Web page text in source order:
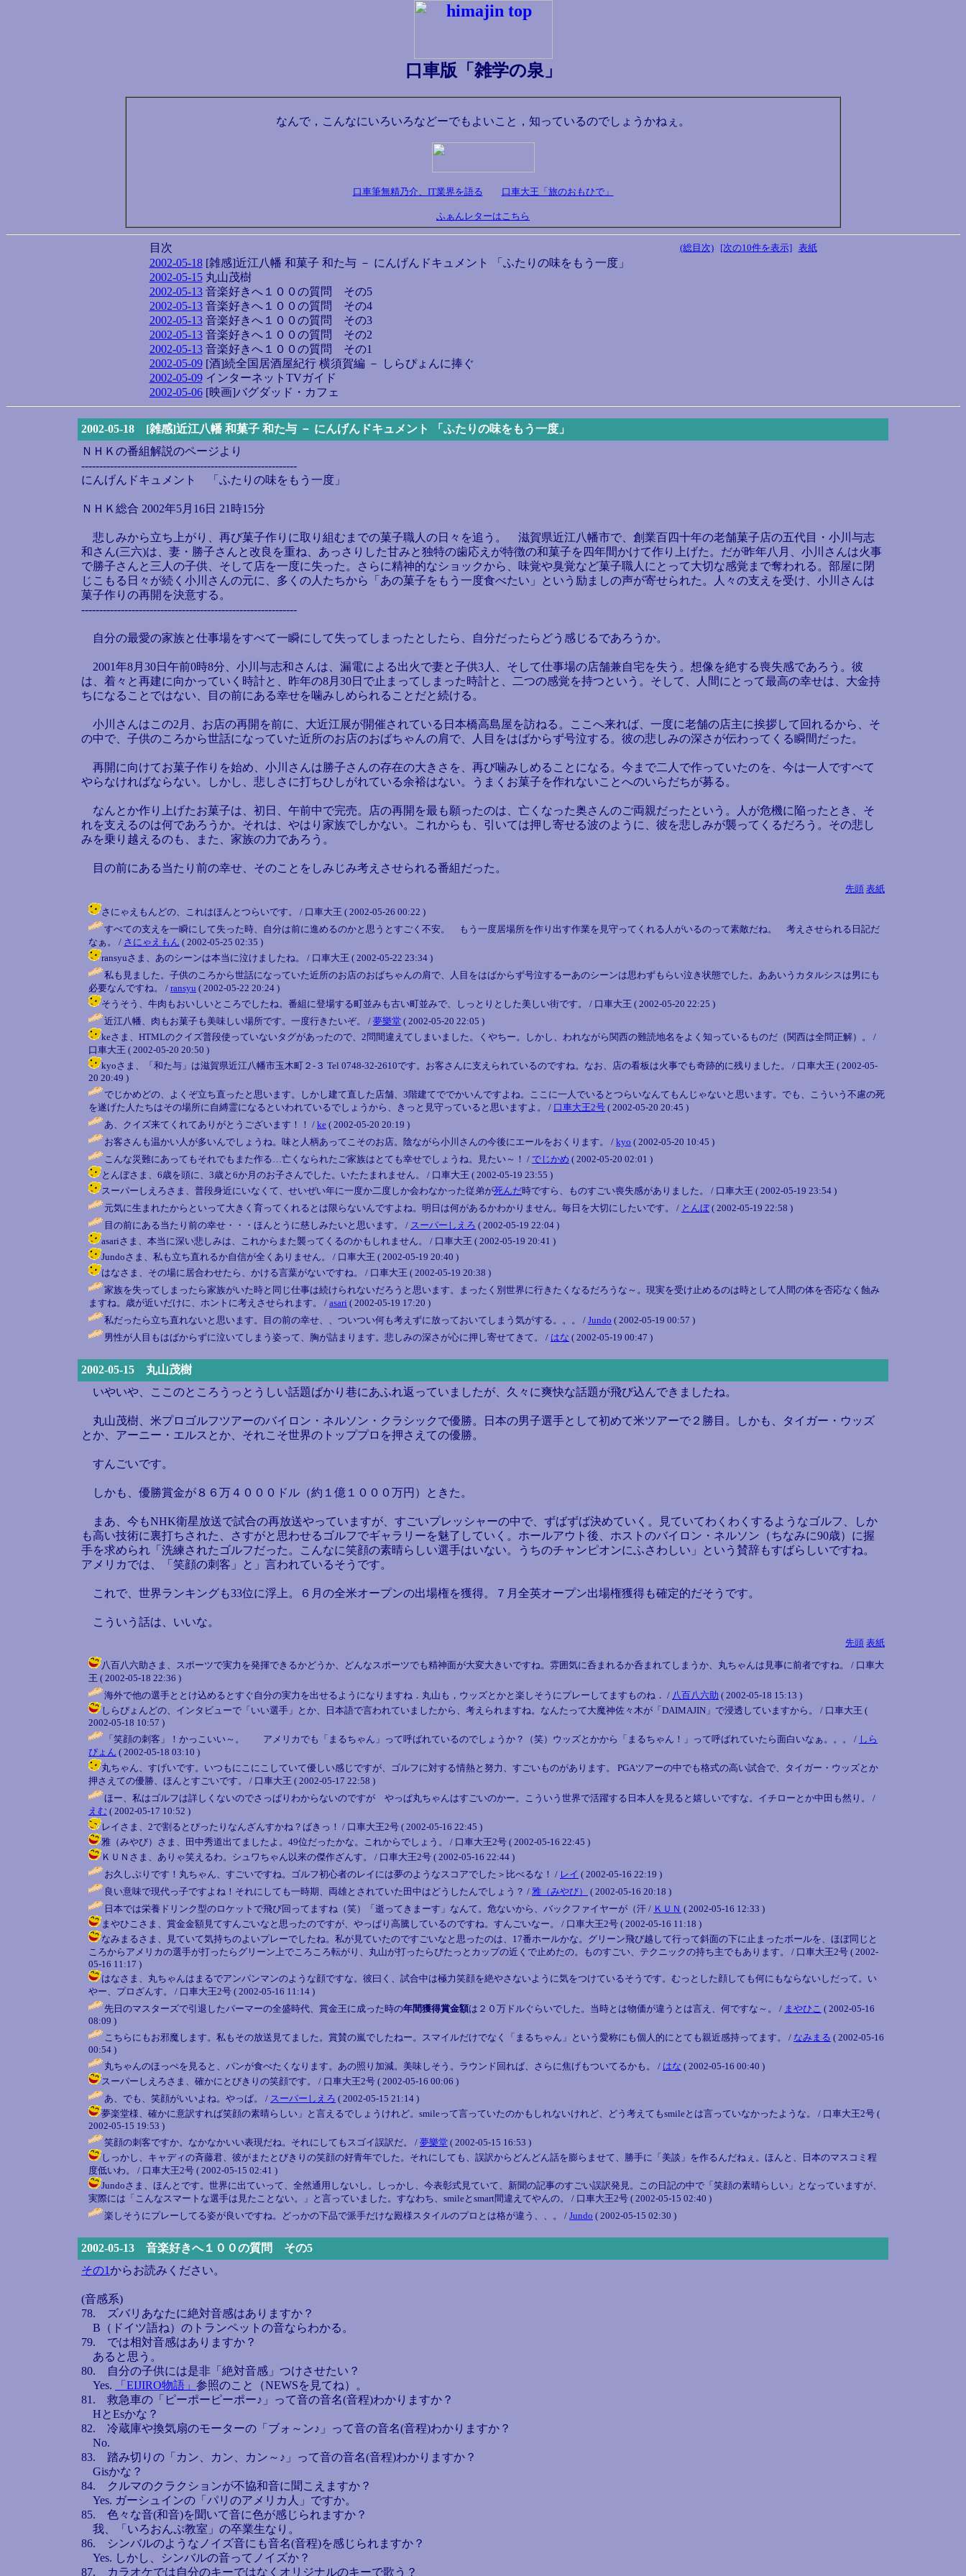
口車版「雑学の泉」
なんで，こんなにいろいろなどーでもよいこと，知っているのでしょうかねぇ。
口車筆無精乃介、IT業界を語る 口車大王「旅のおもひで」
ふぁんレターはこちら
目次 (総目次) [次の10件を表示] 表紙
2002-05-18[雑感]近江八幡 和菓子 和た与 － にんげんドキュメント 「ふたりの味をもう一度」
2002-05-15丸山茂樹
2002-05-13音楽好きへ１００の質問 その5
2002-05-13音楽好きへ１００の質問 その4
2002-05-13音楽好きへ１００の質問 その3
2002-05-13音楽好きへ１００の質問 その2
2002-05-13音楽好きへ１００の質問 その1
2002-05-09[酒]続全国居酒屋紀行 横須賀編 － しらぴょんに捧ぐ
2002-05-09インターネットTVガイド
2002-05-06[映画]バグダッド・カフェ
2002-05-18 [雑感]近江八幡 和菓子 和た与 － にんげんドキュメント 「ふたりの味をもう一度」
ＮＨＫの番組解説のページより
------------------------------------------------------------
にんげんドキュメント 「ふたりの味をもう一度」
ＮＨＫ総合 2002年5月16日 21時15分
悲しみから立ち上がり、再び菓子作りに取り組むまでの菓子職人の日々を追う。 滋賀県近江八幡市で、創業百四十年の老舗菓子店の五代目・小川与志
和さん(三六)は、妻・勝子さんと改良を重ね、あっさりした甘みと独特の歯応えが特徴の和菓子を四年間かけて作り上げた。だが昨年八月、小川さんは火事
で勝子さんと三人の子供、そして店を一度に失った。さらに精神的なショックから、味覚や臭覚など菓子職人にとって大切な感覚まで奪われる。部屋に閉
じこもる日々が続く小川さんの元に、多くの人たちから「あの菓子をもう一度食べたい」という励ましの声が寄せられた。人々の支えを受け、小川さんは
菓子作りの再開を決意する。
------------------------------------------------------------
自分の最愛の家族と仕事場をすべて一瞬にして失ってしまったとしたら、自分だったらどう感じるであろうか。
2001年8月30日午前0時8分、小川与志和さんは、漏電による出火で妻と子供3人、そして仕事場の店舗兼自宅を失う。想像を絶する喪失感であろう。彼
は、着々と再建に向かっていく時計と、昨年の8月30日で止まってしまった時計と、二つの感覚を持つという。そして、人間にとって最高の幸せは、大金持
ちになることではない、目の前にある幸せを噛みしめられることだと続ける。
小川さんはこの2月、お店の再開を前に、大近江展が開催されている日本橋高島屋を訪ねる。ここへ来れば、一度に老舗の店主に挨拶して回れるから、そ
の中で、子供のころから世話になっていた近所のお店のおばちゃんの肩で、人目をはばからず号泣する。彼の悲しみの深さが伝わってくる瞬間だった。
再開に向けてお菓子作りを始め、小川さんは勝子さんの存在の大きさを、再び噛みしめることになる。今まで二人で作っていたのを、今は一人ですべて
やらなければならない。しかし、悲しさに打ちひしがれている余裕はない。うまくお菓子を作れないことへのいらだちが募る。
なんとか作り上げたお菓子は、初日、午前中で完売。店の再開を最も願ったのは、亡くなった奥さんのご両親だったという。人が危機に陥ったとき、そ
れを支えるのは何であろうか。それは、やはり家族でしかない。これからも、引いては押し寄せる波のように、彼を悲しみが襲ってくるだろう。その悲し
みを乗り越えるのも、また、家族の力であろう。
目の前にある当たり前の幸せ、そのことをしみじみ考えさせられる番組だった。
先頭 表紙
さにゃえもんどの、これはほんとつらいです。 / 口車大王 ( 2002-05-26 00:22 )
すべての支えを一瞬にして失った時、自分は前に進めるのかと思うとすごく不安。 もう一度居場所を作り出す作業を見守ってくれる人がいるのって素敵だね。 考えさせられる日記だ
なぁ。 / さにゃえもん ( 2002-05-25 02:35 )
ransyuさま、あのシーンは本当に泣けましたね。 / 口車大王 ( 2002-05-22 23:34 )
私も見ました。子供のころから世話になっていた近所のお店のおばちゃんの肩で、人目をはばからず号泣するーあのシーンは思わずもらい泣き状態でした。ああいうカタルシスは男にも
必要なんですね。 / ransyu ( 2002-05-22 20:24 )
そうそう、牛肉もおいしいところでしたね。番組に登場する町並みも古い町並みで、しっとりとした美しい街です。 / 口車大王 ( 2002-05-20 22:25 )
近江八幡、肉もお菓子も美味しい場所です。一度行きたいぞ。 / 夢樂堂 ( 2002-05-20 22:05 )
keさま、HTMLのクイズ普段使っていないタグがあったので、2問間違えてしまいました。くやちー。しかし、われながら関西の難読地名をよく知っているものだ（関西は全問正解）。 /
口車大王 ( 2002-05-20 20:50 )
kyoさま、「和た与」は滋賀県近江八幡市玉木町２-３ Tel 0748-32-2610です。お客さんに支えられているのですね。なお、店の看板は火事でも奇跡的に残りました。 / 口車大王 ( 2002-05-
20 20:49 )
でじかめどの、よくぞ立ち直ったと思います。しかし建て直した店舗、3階建てででかいんですよね。ここに一人でいるとつらいなんてもんじゃないと思います。でも、こういう不慮の死
を遂げた人たちはその場所に自縛霊になるといわれているでしょうから、きっと見守っていると思いますよ。 / 口車大王2号 ( 2002-05-20 20:45 )
あ、クイズ来てくれてありがとうございます！！ / ke ( 2002-05-20 20:19 )
お客さんも温かい人が多いんでしょうね。味と人柄あってこそのお店。陰ながら小川さんの今後にエールをおくります。 / kyo ( 2002-05-20 10:45 )
こんな災難にあってもそれでもまた作る…亡くなられたご家族はとても幸せでしょうね。見たい～！ / でじかめ ( 2002-05-20 02:01 )
とんぼさま、6歳を頭に、3歳と6か月のお子さんでした。いたたまれません。 / 口車大王 ( 2002-05-19 23:55 )
スーパーしえろさま、普段身近にいなくて、せいぜい年に一度か二度しか会わなかった従弟が死んだ時ですら、ものすごい喪失感がありました。 / 口車大王 ( 2002-05-19 23:54 )
元気に生まれたからといって大きく育ってくれるとは限らないんですよね。明日は何があるかわかりません。毎日を大切にしたいです。 / とんぼ( 2002-05-19 22:58 )
目の前にある当たり前の幸せ・・・ほんとうに慈しみたいと思います。 / スーパーしえろ ( 2002-05-19 22:04 )
asariさま、本当に深い悲しみは、これからまた襲ってくるのかもしれません。 / 口車大王 ( 2002-05-19 20:41 )
Jundoさま、私も立ち直れるか自信が全くありません。 / 口車大王 ( 2002-05-19 20:40 )
はなさま、その場に居合わせたら、かける言葉がないですね。 / 口車大王 ( 2002-05-19 20:38 )
家族を失ってしまったら家族がいた時と同じ仕事は続けられないだろうと思います。まったく別世界に行きたくなるだろうな～。現実を受け止めるのは時として人間の体を否応なく蝕み
ますね。歳が近いだけに、ホントに考えさせられます。 / asari ( 2002-05-19 17:20 )
私だったら立ち直れないと思います。目の前の幸せ、、ついつい何も考えずに放っておいてしまう気がする。。。 / Jundo ( 2002-05-19 00:57 )
男性が人目もはばからずに泣いてしまう姿って、胸が詰まります。悲しみの深さが心に押し寄せてきて。 / はな ( 2002-05-19 00:47 )
2002-05-15 丸山茂樹
いやいや、ここのところうっとうしい話題ばかり巷にあふれ返っていましたが、久々に爽快な話題が飛び込んできましたね。
丸山茂樹、米プロゴルフツアーのバイロン・ネルソン・クラシックで優勝。日本の男子選手として初めて米ツアーで２勝目。しかも、タイガー・ウッズ
とか、アーニー・エルスとか、それこそ世界のトッププロを押さえての優勝。
すんごいです。
しかも、優勝賞金が８６万４０００ドル（約１億１０００万円）ときた。
まあ、今もNHK衛星放送で試合の再放送やっていますが、すごいプレッシャーの中で、ずばずば決めていく。見ていてわくわくするようなゴルフ、しか
も高い技術に裏打ちされた、さすがと思わせるゴルフでギャラリーを魅了していく。ホールアウト後、ホストのバイロン・ネルソン（ちなみに90歳）に握
手を求められ「洗練されたゴルフだった。こんなに笑顔の素晴らしい選手はいない。うちのチャンピオンにふさわしい」という賛辞もすばらしいですね。
アメリカでは、「笑顔の刺客」と」言われているそうです。
これで、世界ランキングも33位に浮上。６月の全米オープンの出場権を獲得。７月全英オープン出場権獲得も確定的だそうです。
こういう話は、いいな。
先頭 表紙
八百八六助さま、スポーツで実力を発揮できるかどうか、どんなスポーツでも精神面が大変大きいですね。雰囲気に呑まれるか呑まれてしまうか、丸ちゃんは見事に前者ですね。 / 口車大
王 ( 2002-05-18 22:36 )
海外で他の選手ととけ込めるとすぐ自分の実力を出せるようになりますね．丸山も，ウッズとかと楽しそうにプレーしてますものね． / 八百八六助 ( 2002-05-18 15:13 )
しらぴょんどの、インタビューで「いい選手」とか、日本語で言われていましたから、考えられますね。なんたって大魔神佐々木が「DAIMAJIN」で浸透していますから。 / 口車大王 (
2002-05-18 10:57 )
「笑顔の刺客」！かっこいい～。 アメリカでも「まるちゃん」って呼ばれているのでしょうか？（笑）ウッズとかから「まるちゃん！」って呼ばれていたら面白いなぁ。。。 / しら
ぴょん ( 2002-05-18 03:10 )
丸ちゃん、すげいです。いつもにこにこしていて優しい感じですが、ゴルフに対する情熱と努力、すごいものがあります。 PGAツアーの中でも格式の高い試合で、タイガー・ウッズとか
押さえての優勝、ほんとすごいです。 / 口車大王 ( 2002-05-17 22:58 )
ほー、私はゴルフは詳しくないのでさっぱりわからないのですが やっぱ丸ちゃんはすごいのかー。こういう世界で活躍する日本人を見ると嬉しいですな。イチローとか中田も然り。 /
えむ ( 2002-05-17 10:52 )
レイさま、2で割るとぴったりなんざんすかね？ばきっ！ / 口車大王2号 ( 2002-05-16 22:45 )
雅（みやび）さま、田中秀道出てましたよ。49位だったかな。これからでしょう。 / 口車大王2号 ( 2002-05-16 22:45 )
ＫＵＮさま、ありゃ笑えるわ。シュワちゃん以来の傑作ざんす。 / 口車大王2号 ( 2002-05-16 22:44 )
お久しぶりです！丸ちゃん、すごいですね。ゴルフ初心者のレイには夢のようなスコアでした＞比べるな！ / レイ ( 2002-05-16 22:19 )
良い意味で現代っ子ですよね！それにしても一時期、両雄とされていた田中はどうしたんでしょう？ / 雅（みやび）
( 2002-05-16 20:18 )
日本では栄養ドリンク型のロケットで飛び回ってますね（笑）「逝ってきまーす」なんて。危ないから、バックファイヤーが（汗 / ＫＵＮ ( 2002-05-16 12:33 )
まやひこさま、賞金金額見てすんごいなと思ったのですが、やっぱり高騰しているのですね。すんごいなー。 / 口車大王2号 ( 2002-05-16 11:18 )
なみまるさま、見ていて気持ちのよいプレーでしたね。私が見ていたのですごいなと思ったのは、17番ホールかな。グリーン飛び越して行って斜面の下に止まったボールを、ほぼ同じと
ころからアメリカの選手が打ったらグリーン上でころころ転がり、丸山が打ったらぴたっとカップの近くで止めたの。ものすごい、テクニックの持ち主でもあります。 / 口車大王2号 ( 2002-
05-16 11:17 )
はなさま、丸ちゃんはまるでアンパンマンのような顔ですな。彼曰く、試合中は極力笑顔を絶やさないように気をつけているそうです。むっとした顔しても何にもならないしだって。い
やー、プロざんす。 / 口車大王2号 ( 2002-05-16 11:14 )
先日のマスターズで引退したパーマーの全盛時代、賞金王に成った時の年間獲得賞金額は２０万ドルぐらいでした。当時とは物価が違うとは言え、何ですな～。 / まやひこ ( 2002-05-16
08:09 )
こちらにもお邪魔します。私もその放送見てました。賞賛の嵐でしたねー。スマイルだけでなく「まるちゃん」という愛称にも個人的にとても親近感持ってます。 / なみまる ( 2002-05-16
00:54 )
丸ちゃんのほっぺを見ると、パンが食べたくなります。あの照り加減。美味しそう。ラウンド回れば、さらに焦げもついてるかも。 / はな ( 2002-05-16 00:40 )
スーパーしえろさま、確かにとびきりの笑顔です。 / 口車大王2号 ( 2002-05-16 00:06 )
あ、でも、笑顔がいいよね。やっぱ。 / スーパーしえろ ( 2002-05-15 21:14 )
夢楽堂様、確かに意訳すれば笑顔の素晴らしい」と言えるでしょうけれど。smileって言っていたのかもしれないけれど、どう考えてもsmileとは言っていなかったような。 / 口車大王2号 (
2002-05-15 19:53 )
笑顔の刺客ですか。なかなかいい表現だね。それにしてもスゴイ誤訳だ。 / 夢樂堂 ( 2002-05-15 16:53 )
しっかし、キャディの斉藤君、彼がまたとびきりの笑顔の好青年でした。それにしても、誤訳からどんどん話を膨らませて、勝手に「美談」を作るんだねぇ。ほんと、日本のマスコミ程
度低いわ。 / 口車大王2号 ( 2002-05-15 02:41 )
Jundoさま、ほんとです。世界に出ていって、全然通用しないし。しっかし、今表彰式見ていて、新聞の記事のすごい誤訳発見。この日記の中で「笑顔の素晴らしい」となっていますが、
実際には「こんなスマートな選手は見たことない。」と言っていました。すなわち、smileとsmart間違えてやんの。 / 口車大王2号 ( 2002-05-15 02:40 )
楽しそうにプレーしてる姿が良いですね。どっかの下品で派手だけな殿様スタイルのプロとは格が違う、、。 / Jundo ( 2002-05-15 02:30 )
2002-05-13 音楽好きへ１００の質問 その5
その1からお読みください。
(音感系)
78. ズバリあなたに絶対音感はありますか？
B（ドイツ語ね）のトランペットの音ならわかる。
79. では相対音感はありますか？
あると思う。
80. 自分の子供には是非「絶対音感」つけさせたい？
Yes.
「EIJIRO物語」 参照のこと（NEWSを見てね）。
81. 救急車の「ピーポーピーポー♪」って音の音名(音程)わかりますか？
HとEsかな？
82. 冷蔵庫や換気扇のモーターの「ブォ～ン♪」って音の音名(音程)わかりますか？
No.
83. 踏み切りの「カン、カン、カン～♪」って音の音名(音程)わかりますか？
Gisかな？
84. クルマのクラクションが不協和音に聞こえますか？
Yes. ガーシュインの「パリのアメリカ人」ですか。
85. 色々な音(和音)を聞いて音に色が感じられますか？
我、「いろおんぷ教室」の卒業生なり。
86. シンバルのようなノイズ音にも音名(音程)を感じられますか？
Yes. しかし、シンバルの音ってノイズか？
87. カラオケでは自分のキーではなくオリジナルのキーで歌う？